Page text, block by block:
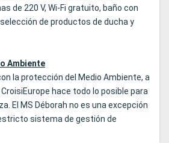
de 220 V, Wi-Fi gratuito, baño con
de productos de ducha y
Ambiente
la protección del Medio Ambiente, a
hace todo lo posible para
El MS Déborah no es una excepción
sistema de gestión de